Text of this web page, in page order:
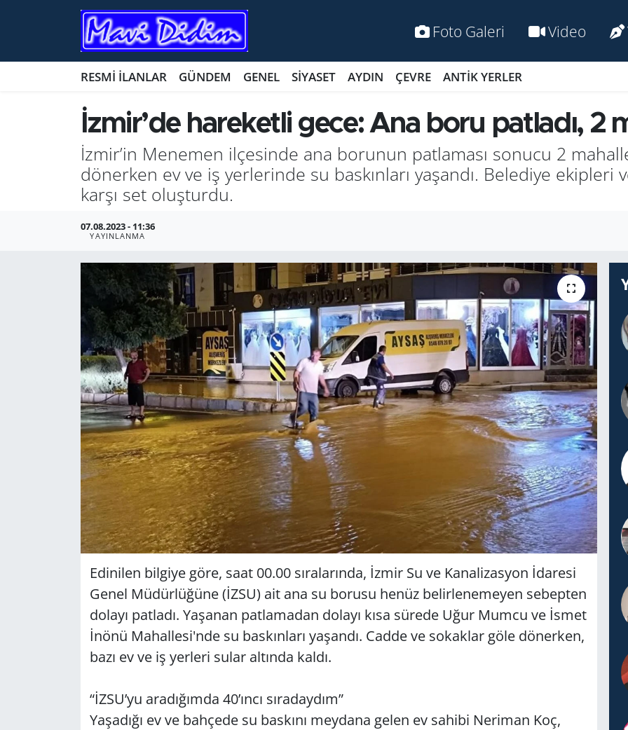
Foto Galeri Video
RESMİ İLANLAR GÜNDEM GENEL SİYASET AYDIN ÇEVRE ANTİK YERLER
İzmir’de hareketli gece: Ana boru patladı, 2
İzmir’in Menemen ilçesinde ana borunun patlaması sonucu 2
dönerken ev ve iş yerlerinde su baskınları yaşandı. Belediye ekipleri
karşı set oluşturdu.
07.08.2023 - 11:36
YAYINLANMA
Edinilen bilgiye göre, saat 00.00 sıralarında, İzmir Su ve Kanalizasyon İdaresi
Genel Müdürlüğüne (İZSU) ait ana su borusu henüz belirlenemeyen sebepten
dolayı patladı. Yaşanan patlamadan dolayı kısa sürede Uğur Mumcu ve İsmet
İnönü Mahallesi'nde su baskınları yaşandı. Cadde ve sokaklar göle dönerken,
bazı ev ve iş yerleri sular altında kaldı.
“İZSU’yu aradığımda 40’ıncı sıradaydım”
Yaşadığı ev ve bahçede su baskını meydana gelen ev sahibi Neriman Koç,
ANTİK YERLER
BİLİM VE TEKNOLOJİ
EĞİTİM
EKONOMİ
GÜNDEM
HABERDE İNSAN
KÜLTÜR SANAT
MAGAZİN
POLİTİKA
RESMİ İLANLAR
SAĞLIK
Nöbetçi Eczaneler
Namaz Vakitleri
Trafik Durumu
Süper Lig Puan Durumu ve Fikstür
Tüm Manşetler
Son Dakika Haberleri
Haber Arşivi